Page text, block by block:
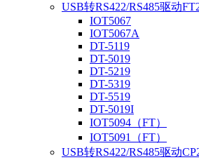
USB转RS422/RS485驱动
IOT5067
IOT5067A
DT-5119
DT-5019
DT-5219
DT-5319
DT-5519
DT-5019I
IOT5094（FT）
IOT5091（FT）
USB转RS422/RS485驱动